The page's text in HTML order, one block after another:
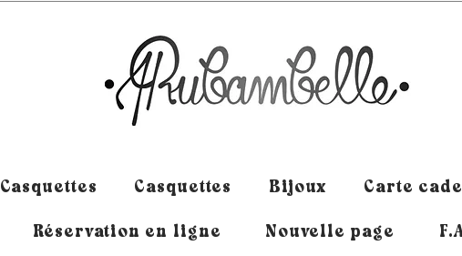
Casquettes Casquettes Bijoux Carte
Réservation en ligne Nouvelle page